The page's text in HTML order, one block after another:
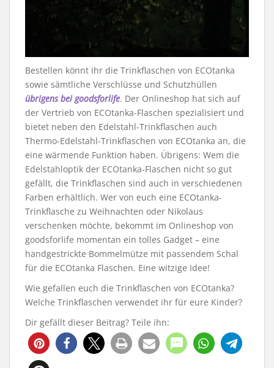
Bestellen könnt ihr die Trinkflaschen von ECOtanka
sowie sämtliche Verschlüsse und Schutzhüllen
übrigens bei goodsforlife. Der Onlineshop hat sich auf
der Vertrieb von ECOtanka-Flaschen spezialisiert und
bietet neben den Edelstahl-Trinkflaschen auch
Thermo-Edelstahl-Trinkflaschen von ECOtanka an, die
eine wärmende Funktion haben. Übrigens: Wem die
Edelstahloptik der ECOtanka-Flaschen nicht so gut
gefällt, die Trinkflaschen sind auch in verschiedenen
Farben erhältlich. Wer von euch eine ECOtanka-
Trinkflasche zu Weihnachten oder Nikolaus
verschenken möchte, bekommt im Onlineshop von
goodsforlife momentan ein tolles Gadget – eine
handgestrickte Bommelmütze mit passendem Schal
für die ECOtanka Flaschen. Eine witzige Idee!
Wie gefallen euch die Trinkflaschen von ECOtanka?
Welche Trinkflaschen verwendet ihr für eure Kinder?
Dir gefällt dieser Beitrag? Teile ihn: